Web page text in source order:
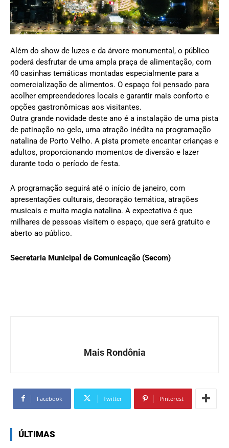
Além do show de luzes e da árvore monumental, o público
poderá desfrutar de uma ampla praça de alimentação, com
40 casinhas temáticas montadas especialmente para a
comercialização de alimentos. O espaço foi pensado para
acolher empreendedores locais e garantir mais conforto e
opções gastronômicas aos visitantes.
Outra grande novidade deste ano é a instalação de uma pista
de patinação no gelo, uma atração inédita na programação
natalina de Porto Velho. A pista promete encantar crianças e
adultos, proporcionando momentos de diversão e lazer
durante todo o período de festa.
A programação seguirá até o início de janeiro, com
apresentações culturais, decoração temática, atrações
musicais e muita magia natalina. A expectativa é que
milhares de pessoas visitem o espaço, que será gratuito e
aberto ao público.
Secretaria Municipal de Comunicação (Secom)
Mais Rondônia
Facebook Twitter Pinterest
ÚLTIMAS